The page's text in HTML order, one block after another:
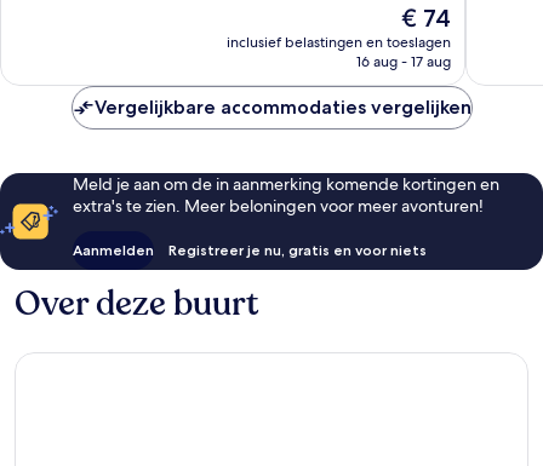
De
prijs
€ 74
inclusief belastingen en toeslagen
16 aug - 17 aug
Vergelijkbare accommodaties vergelijken
Meld je aan om de in aanmerking komende kortingen en
extra's te zien. Meer beloningen voor meer avonturen!
Aanmelden Registreer je nu, gratis en voor niets
Over deze buurt